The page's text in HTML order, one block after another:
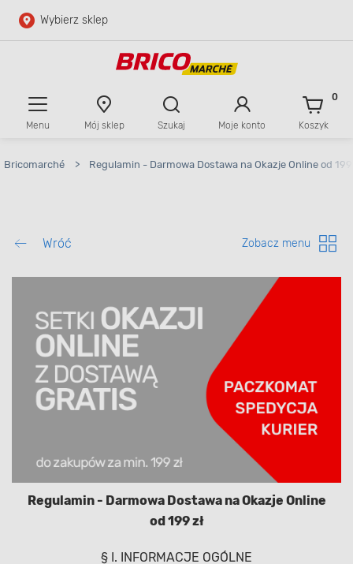
Przejdź do głównej zawartości
Wybierz sklep
Menu Mój sklep Szukaj Moje konto Koszyk
0
Bricomarché > Regulamin - Darmowa Dostawa na Okazje Online od 199
Wróć Zobacz menu
Regulamin - Darmowa Dostawa na Okazje Online
od 199 zł
§ I. INFORMACJE OGÓLNE